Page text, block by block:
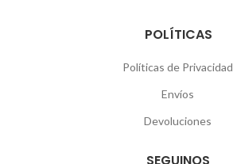
POLÍTICAS
Políticas de Privacidad
Envíos
Devoluciones
SEGUINOS